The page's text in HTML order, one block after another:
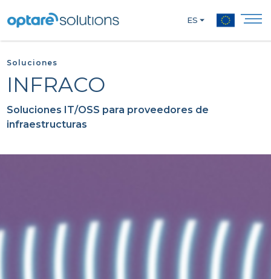
ES
Soluciones
INFRACO
Soluciones IT/OSS para proveedores de
infraestructuras